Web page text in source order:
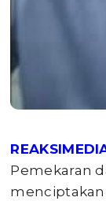
Pemekaran